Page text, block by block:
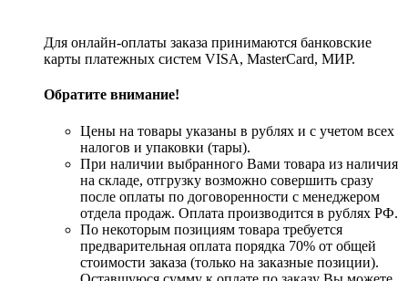
Для онлайн-оплаты заказа принимаются банковские
карты платежных систем VISA, MasterСard, МИР.
Обратите внимание!
Цены на товары указаны в рублях и с учетом всех
налогов и упаковки (тары).
При наличии выбранного Вами товара из наличия
на складе, отгрузку возможно совершить сразу
после оплаты по договоренности с менеджером
отдела продаж. Оплата производится в рублях РФ.
По некоторым позициям товара требуется
предварительная оплата порядка 70% от общей
стоимости заказа (только на заказные позиции).